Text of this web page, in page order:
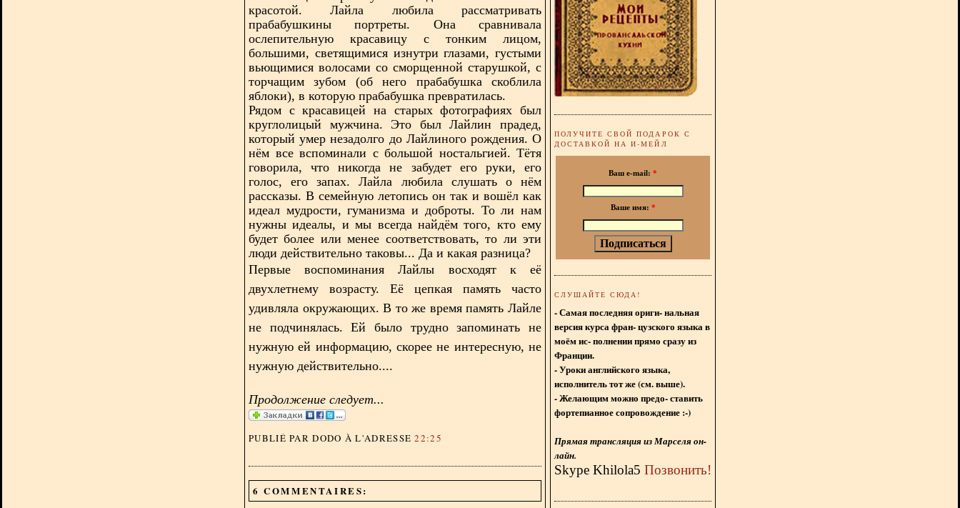
красотой. Лайла любила рассматривать
прабабушкины портреты. Она сравнивала
ослепительную красавицу с тонким лицом,
большими, светящимися изнутри глазами, густыми
вьющимися волосами со сморщенной старушкой, с
торчащим зубом (об него прабабушка скоблила
яблоки), в которую прабабушка превратилась.
Рядом с красавицей на старых фотографиях был
круглолицый мужчина. Это был Лайлин прадед,
который умер незадолго до Лайлиного рождения. О
нём все вспоминали с большой ностальгией. Тётя
говорила, что никогда не забудет его руки, его
голос, его запах. Лайла любила слушать о нём
рассказы. В семейную летопись он так и вошёл как
идеал мудрости, гуманизма и доброты. То ли нам
нужны идеалы, и мы всегда найдём того, кто ему
будет более или менее соответствовать, то ли эти
люди действительно таковы... Да и какая разница?
Первые воспоминания Лайлы восходят к её
двухлетнему возрасту. Её цепкая память часто
удивляла окружающих. В то же время память Лайле
не подчинялась. Ей было трудно запоминать не
нужную ей информацию, скорее не интересную, не
нужную действительно....
Продолжение следует...
PUBLIÉ PAR DODO À L'ADRESSE22:25
6 COMMENTAIRES:
ПОЛУЧИТЕ СВОЙ ПОДАРОК С
ДОСТАВКОЙ НА И-МЕЙЛ
Ваш e-mail: *
Ваше имя: *
СЛУШАЙТЕ СЮДА!
- Самая последняя ориги- нальная
версия курса фран- цузского языка в
моём ис- полнении прямо сразу из
Франции.
- Уроки английского языка,
исполнитель тот же (см. выше).
- Желающим можно предо- ставить
фортепианное сопровождение :-)
Прямая трансляция из Марселя он-
лайн.
Skype Khilola5 Позвонить!